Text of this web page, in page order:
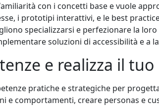
con i concetti base e vuole
i prototipi interattivi, e le best
specializzarsi e perfezionare la
soluzioni di accessibilità e a
e realizza il
pratiche e strategiche per
comportamenti, creare personas e